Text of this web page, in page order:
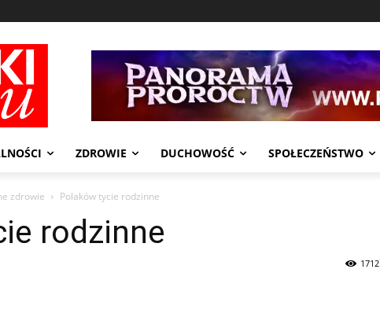
ZDROWIE DUCHOWOŚĆ SPOŁECZEŃSTWO
zdrowie Polaków tycie rodzinne
rodzinne
1712